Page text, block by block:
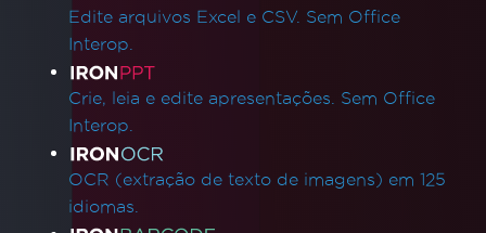
Edite arquivos Excel e CSV. Sem Office
Interop.
Crie, leia e edite apresentações. Sem Office
Interop.
OCR (extração de texto de imagens) em 125
idiomas.